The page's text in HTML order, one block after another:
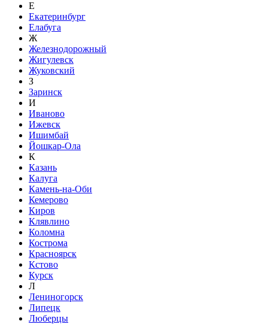
Е
Екатеринбург
Елабуга
Ж
Железнодорожный
Жигулевск
Жуковский
З
Заринск
И
Иваново
Ижевск
Ишимбай
Йошкар-Ола
К
Казань
Калуга
Камень-на-Оби
Кемерово
Киров
Клявлино
Коломна
Кострома
Красноярск
Кстово
Курск
Л
Лениногорск
Липецк
Люберцы